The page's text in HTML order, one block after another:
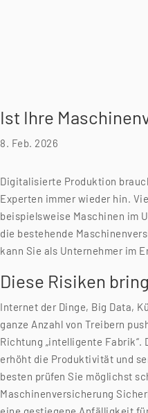
Ist Ihre
8. Feb. 2026
Digitalisierte Produktion
Experten immer wieder hin.
beispielsweise Maschinen im
die bestehende
kann Sie als Unternehmer im
Diese Risiken
Internet der Dinge, Big Data,
ganze Anzahl von Treibern
Richtung „intelligente
erhöht die Produktivität und
besten prüfen Sie möglichst
Maschinenversicherung